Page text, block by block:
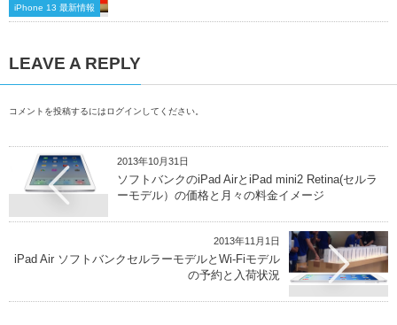
iPhone 13 最新情報
LEAVE A REPLY
コメントを投稿するには ログイン してください。
2013年10月31日
ソフトバンクのiPad AirとiPad mini2 Retina(セルラ
ーモデル）の価格と月々の料金イメージ
2013年11月1日
iPad Air ソフトバンクセルラーモデルとWi-Fiモデル
の予約と入荷状況